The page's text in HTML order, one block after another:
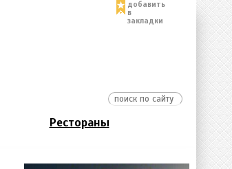
добавить
в
закладки
Рестораны